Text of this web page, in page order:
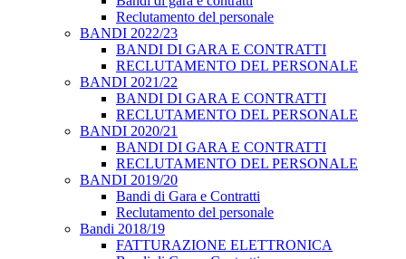
Reclutamento del personale
BANDI 2022/23
BANDI DI GARA E CONTRATTI
RECLUTAMENTO DEL PERSONALE
BANDI 2021/22
BANDI DI GARA E CONTRATTI
RECLUTAMENTO DEL PERSONALE
BANDI 2020/21
BANDI DI GARA E CONTRATTI
RECLUTAMENTO DEL PERSONALE
BANDI 2019/20
Bandi di Gara e Contratti
Reclutamento del personale
Bandi 2018/19
FATTURAZIONE ELETTRONICA